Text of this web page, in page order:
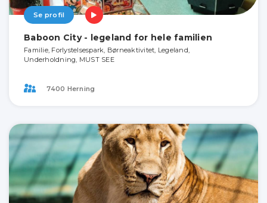
Se profil
Baboon City - legeland for hele familien
Familie, Forlystelsespark, Børneaktivitet, Legeland,
Underholdning, MUST SEE
7400 Herning